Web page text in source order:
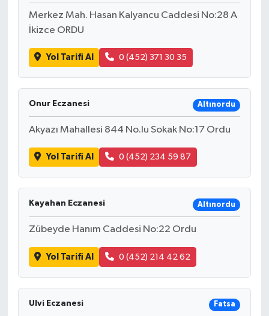
Merkez Mah. Hasan Kalyancu Caddesi No:28 A
İkizce ORDU
Yol Tarifi Al 0 (452) 371 30 35
Onur Eczanesi Altınordu
Akyazı Mahallesi 844 No.lu Sokak No:17 Ordu
Yol Tarifi Al 0 (452) 234 59 87
Kayahan Eczanesi Altınordu
Zübeyde Hanım Caddesi No:22 Ordu
Yol Tarifi Al 0 (452) 214 42 62
Ulvi Eczanesi Fatsa